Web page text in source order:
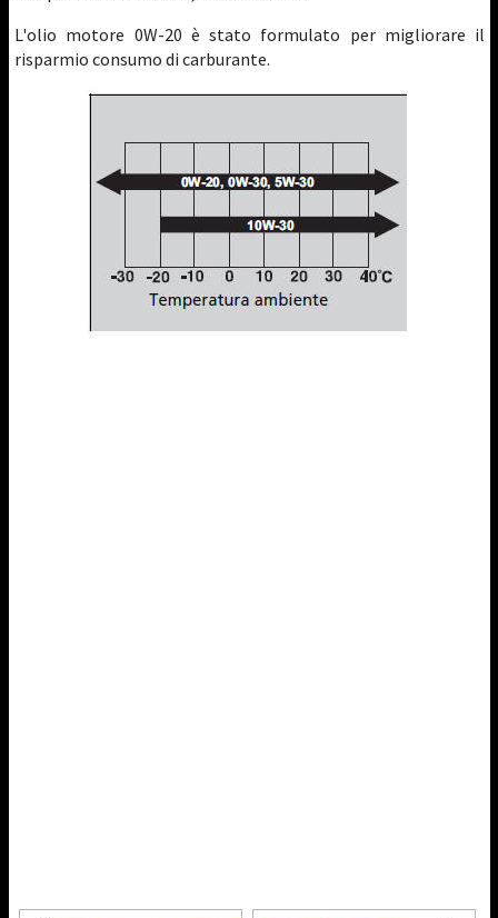
L'olio motore 0W-20 è stato formulato per migliorare il
risparmio consumo di carburante.